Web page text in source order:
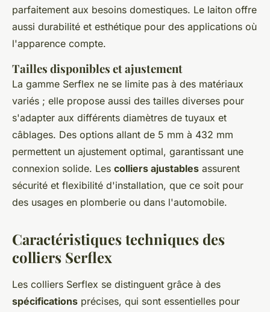
parfaitement aux besoins domestiques. Le laiton offre
aussi durabilité et esthétique pour des applications où
l'apparence compte.
Tailles disponibles et ajustement
La gamme Serflex ne se limite pas à des matériaux
variés ; elle propose aussi des tailles diverses pour
s'adapter aux différents diamètres de tuyaux et
câblages. Des options allant de 5 mm à 432 mm
permettent un ajustement optimal, garantissant une
connexion solide. Les colliers ajustables assurent
sécurité et flexibilité d'installation, que ce soit pour
des usages en plomberie ou dans l'automobile.
Caractéristiques techniques des
colliers Serflex
Les colliers Serflex se distinguent grâce à des
spécifications précises, qui sont essentielles pour